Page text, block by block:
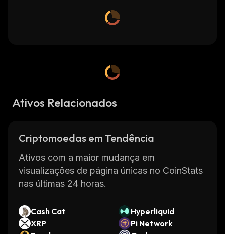
Ativos Relacionados
Criptomoedas em Tendência
Ativos com a maior mudança em
visualizações de página únicas no CoinStats
nas últimas 24 horas.
Cash Cat
Hyperliquid
XRP
Pi Network